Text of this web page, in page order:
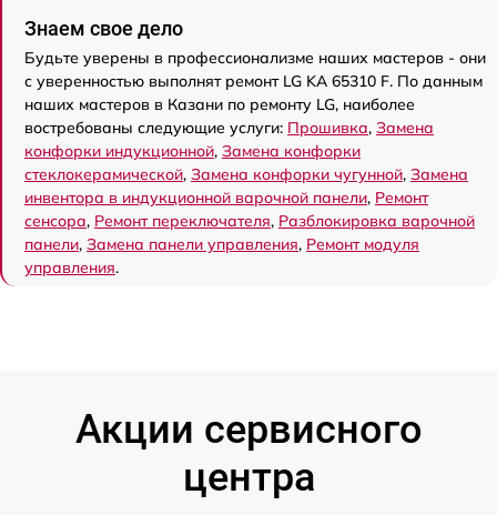
Знаем свое дело
Будьте уверены в профессионализме наших мастеров - они
с уверенностью выполнят ремонт LG KA 65310 F. По данным
наших мастеров в Казани по ремонту LG, наиболее
востребованы следующие услуги: Прошивка, Замена
конфорки индукционной, Замена конфорки
стеклокерамической, Замена конфорки чугунной, Замена
инвентора в индукционной варочной панели, Ремонт
сенсора, Ремонт переключателя, Разблокировка варочной
панели, Замена панели управления, Ремонт модуля
управления.
Акции сервисного
центра